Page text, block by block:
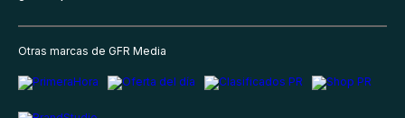
Otras marcas de GFR Media